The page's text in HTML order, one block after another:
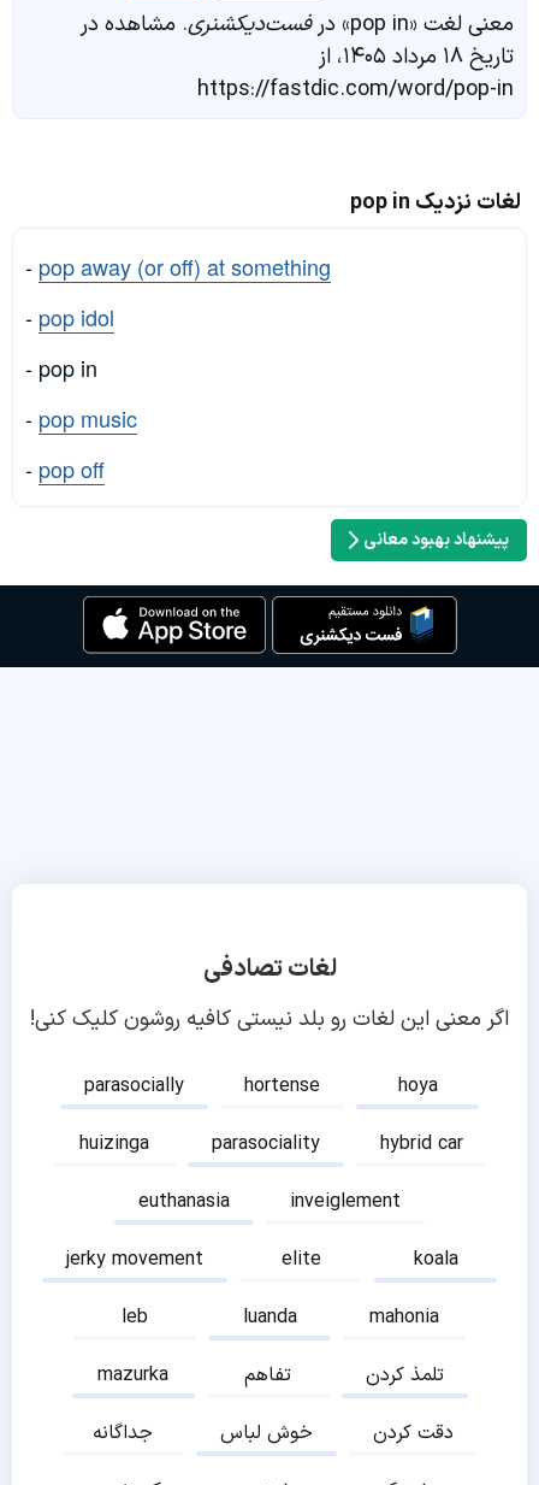
معنی لغت «pop in» در فست‌دیکشنری. مشاهده در
تاریخ ۱۸ مرداد ۱۴۰۵، از
https://fastdic.com/word/pop-in
لغات نزدیک pop in
- pop away (or off) at something
- pop idol
- pop in
- pop music
- pop off
پیشنهاد بهبود معانی
لغات تصادفی
اگر معنی این لغات رو بلد نیستی کافیه روشون کلیک کنی!
parasocially hortense
hoya
huizinga
parasociality
hybrid car
euthanasia
inveiglement
jerky movement
elite
koala
leb
luanda
mahonia
mazurka
تفاهم
تلمذ کردن
جداگانه
خوش لباس
دقت کردن